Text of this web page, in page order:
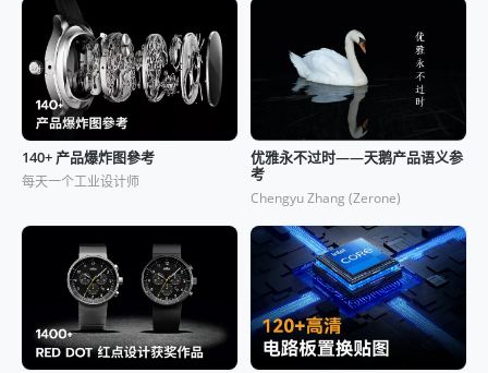
140+ 产品爆炸图參考
每天一个工业设计师
优雅永不过时——天鹅产品语义参
考
Chengyu Zhang (Zerone)